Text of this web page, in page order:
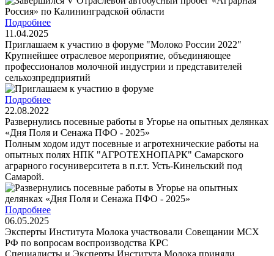
Подробнее
11.04.2025
Приглашаем к участию в форуме "Молоко России 2022"
Крупнейшее отраслевое мероприятие, объединяющее
профессионалов молочной индустрии и представителей
сельхозпредприятий
Подробнее
22.08.2022
Развернулись посевные работы в Угорье на опытных делянках
«Дня Поля и Сенажа ПФО - 2025»
Полным ходом идут посевные и агротехнические работы на
опытных полях НПК "АГРОТЕХНОПАРК" Самарского
аграрного госуниверситета в п.г.т. Усть-Кинельский под
Самарой.
Подробнее
06.05.2025
Эксперты Института Молока участвовали Совещании МСХ
РФ по вопросам воспроизводства КРС
Специалисты и Эксперты Института Молока приняли